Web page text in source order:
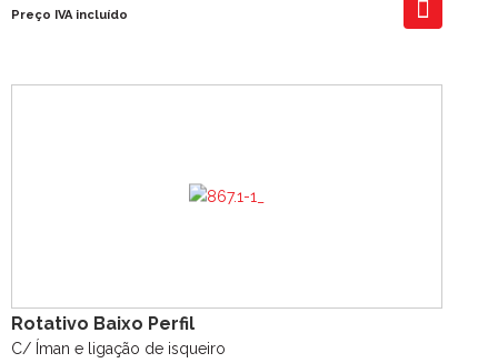
Preço IVA incluído
Rotativo Baixo Perfil
C/ Íman e ligação de isqueiro